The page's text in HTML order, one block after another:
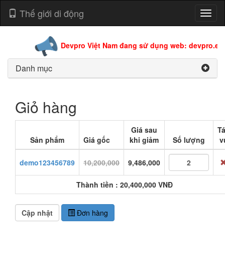
Thế giới di động
Devpro Việt Nam đang sử dụng web:
Danh mục
Giỏ hàng
Sản phẩm Giá gốc
Giá sau
khi giảm
Số lượng
demo123456789 10,200,000 9,486,000
Thành tiền : 20,400,000 VNĐ
Đơn hàng